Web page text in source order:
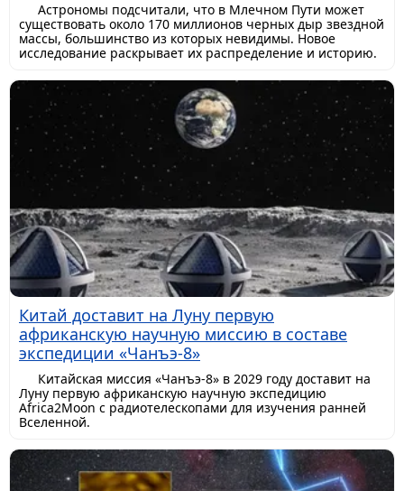
Астрономы подсчитали, что в Млечном Пути может
существовать около 170 миллионов черных дыр звездной
массы, большинство из которых невидимы. Новое
исследование раскрывает их распределение и историю.
Китай доставит на Луну первую
африканскую научную миссию в составе
экспедиции «Чанъэ-8»
Китайская миссия «Чанъэ-8» в 2029 году доставит на
Луну первую африканскую научную экспедицию
Africa2Moon с радиотелескопами для изучения ранней
Вселенной.